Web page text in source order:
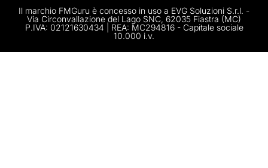
Il marchio FMGuru è concesso in uso a EVG Soluzioni S.r.l. -
Via Circonvallazione del Lago SNC, 62035 Fiastra (MC)
P.IVA: 02121630434 | REA: MC294816 - Capitale sociale
10.000 i.v.